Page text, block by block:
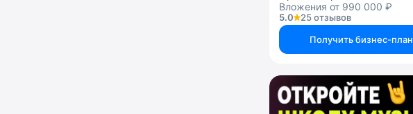
Вложения от 990 000 ₽
5.0
25 отзывов
Получить бизнес-план